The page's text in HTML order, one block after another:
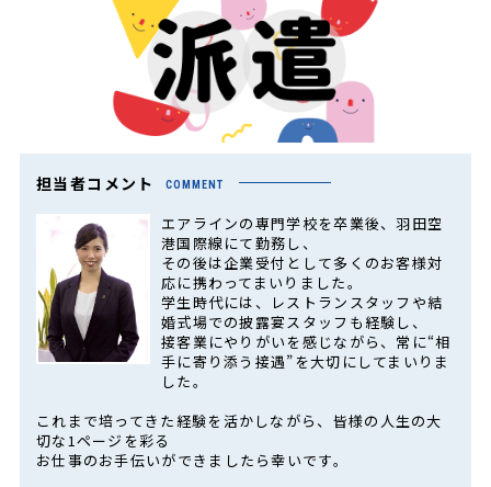
担当者コメント COMMENT
エアラインの専門学校を卒業後、羽田空
港国際線にて勤務し、
その後は企業受付として多くのお客様対
応に携わってまいりました。
学生時代には、レストランスタッフや結
婚式場での披露宴スタッフも経験し、
接客業にやりがいを感じながら、常に“相
手に寄り添う接遇”を大切にしてまいりま
した。
これまで培ってきた経験を活かしながら、皆様の人生の大
切な1ページを彩る
お仕事のお手伝いができましたら幸いです。